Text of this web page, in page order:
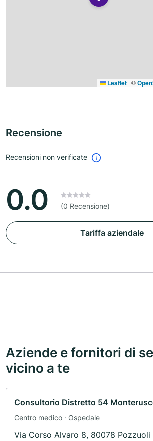
Leaflet | ©
Recensione
Recensioni non verificate
0.0 (0 Recensione)
Tariffa aziendale
Aziende e fornitori di
vicino a te
Consultorio Distretto 54
Centro medico · Ospedale
Via Corso Alvaro 8, 80078 Pozzuoli